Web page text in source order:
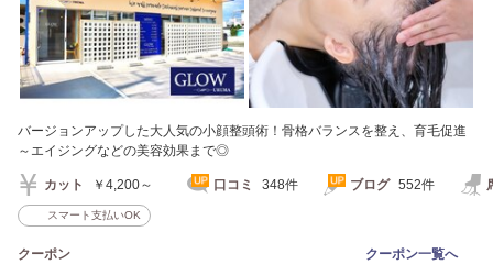
バージョンアップした大人気の小顔整頭術！骨格バランスを整え、育毛促進
～エイジングなどの美容効果まで◎
カット ￥4,200～ 口コミ 348件 ブログ 552件
スマート支払いOK
クーポン クーポン一覧へ